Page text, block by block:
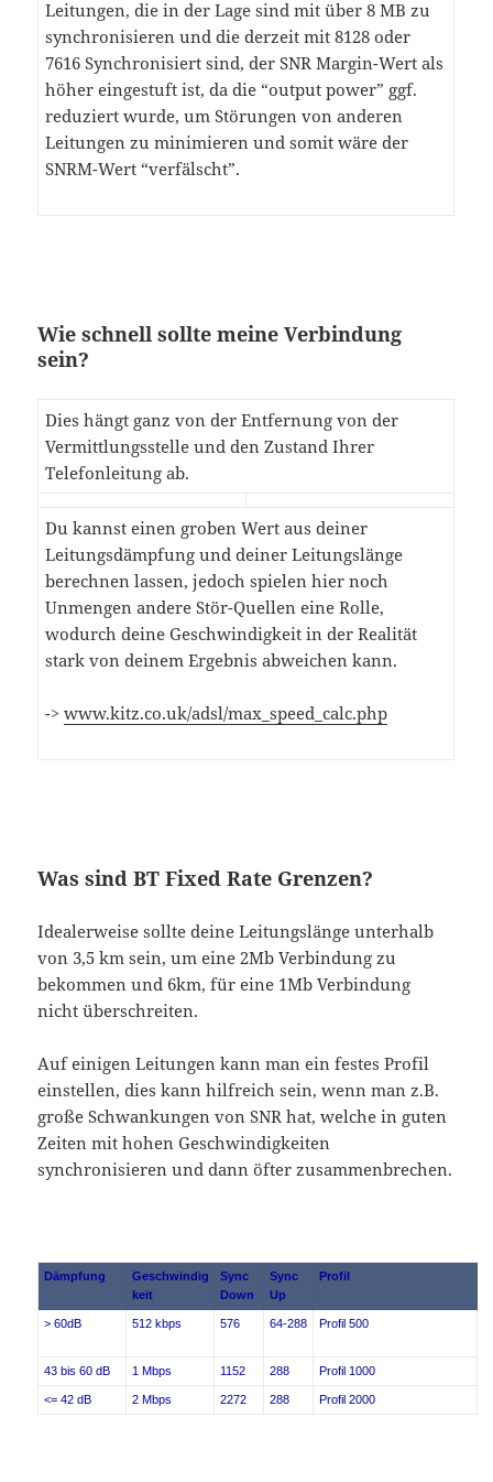
Leitungen, die in der Lage sind mit über 8 MB zu
synchronisieren und die derzeit mit 8128 oder
7616 Synchronisiert sind, der SNR Margin-Wert als
höher eingestuft ist, da die “output power” ggf.
reduziert wurde, um Störungen von anderen
Leitungen zu minimieren und somit wäre der
SNRM-Wert “verfälscht”.
Wie schnell sollte meine Verbindung
sein?
Dies hängt ganz von der Entfernung von der
Vermittlungsstelle und den Zustand Ihrer
Telefonleitung ab.
Du kannst einen groben Wert aus deiner
Leitungsdämpfung und deiner Leitungslänge
berechnen lassen, jedoch spielen hier noch
Unmengen andere Stör-Quellen eine Rolle,
wodurch deine Geschwindigkeit in der Realität
stark von deinem Ergebnis abweichen kann.
->www.kitz.co.uk/adsl/max_speed_calc.php
Was sind BT Fixed Rate Grenzen?
Idealerweise sollte deine Leitungslänge unterhalb
von 3,5 km sein, um eine 2Mb Verbindung zu
bekommen und 6km, für eine 1Mb Verbindung
nicht überschreiten.
Auf einigen Leitungen kann man ein festes Profil
einstellen, dies kann hilfreich sein, wenn man z.B.
große Schwankungen von SNR hat, welche in guten
Zeiten mit hohen Geschwindigkeiten
synchronisieren und dann öfter zusammenbrechen.
Dämpfung
Geschwindig
keit
Sync
Down
Sync
Up
Profil
> 60dB 512 kbps 576 64-288 Profil 500
43 bis 60 dB 1 Mbps 1152 288 Profil 1000
<= 42 dB 2 Mbps 2272 288 Profil 2000